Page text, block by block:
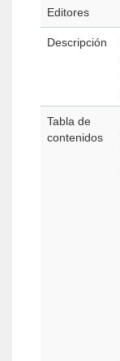
Editores
Descripción
Tabla de
contenidos